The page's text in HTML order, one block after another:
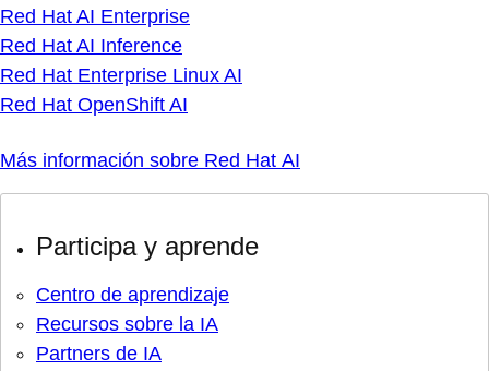
Red Hat AI Enterprise
Red Hat AI Inference
Red Hat Enterprise Linux AI
Red Hat OpenShift AI
Más información sobre Red Hat AI
Participa y aprende
Centro de aprendizaje
Recursos sobre la IA
Partners de IA